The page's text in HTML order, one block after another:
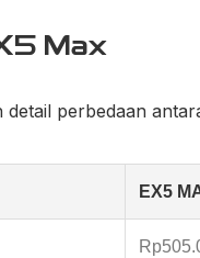
Max
perbedaan
EX5